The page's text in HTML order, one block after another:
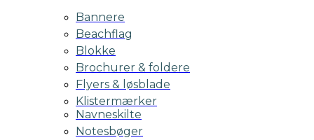
Bannere
Beachflag
Blokke
Brochurer & foldere
Flyers & løsblade
Klistermærker
Navneskilte
Notesbøger